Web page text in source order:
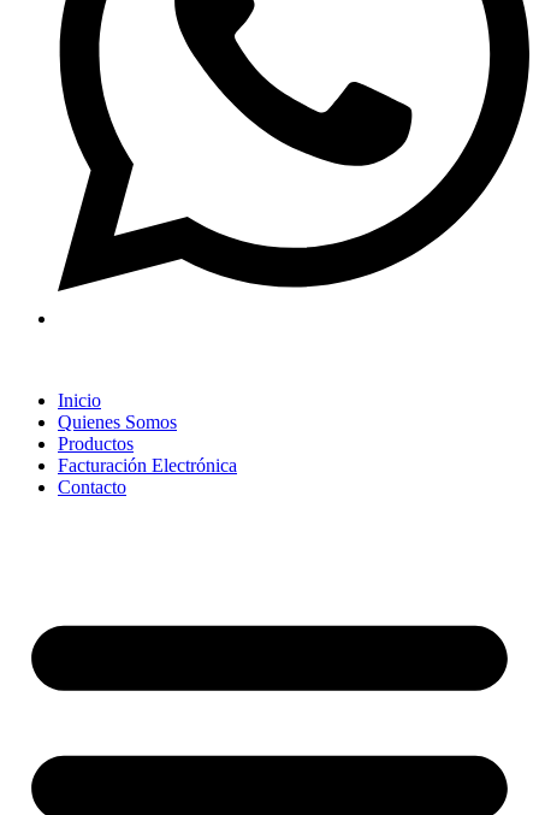
Inicio
Quienes Somos
Productos
Facturación Electrónica
Contacto